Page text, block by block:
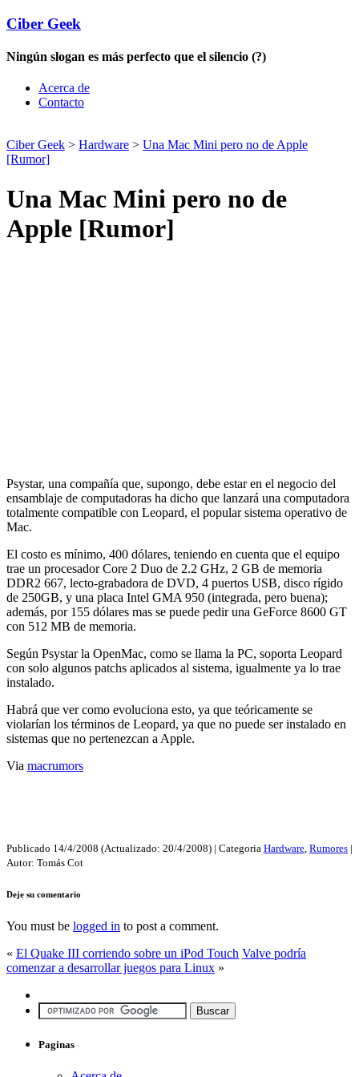
Ciber Geek
Ningún slogan es más perfecto que el silencio (?)
Acerca de
Contacto
Ciber Geek > Hardware > Una Mac Mini pero no de Apple
[Rumor]
Una Mac Mini pero no de
Apple [Rumor]
Psystar, una compañía que, supongo, debe estar en el negocio del
ensamblaje de computadoras ha dicho que lanzará una computadora
totalmente compatible con Leopard, el popular sistema operativo de
Mac.
El costo es mínimo, 400 dólares, teniendo en cuenta que el equipo
trae un procesador Core 2 Duo de 2.2 GHz, 2 GB de memoria
DDR2 667, lecto-grabadora de DVD, 4 puertos USB, disco rígido
de 250GB, y una placa Intel GMA 950 (integrada, pero buena);
además, por 155 dólares mas se puede pedir una GeForce 8600 GT
con 512 MB de memoria.
Según Psystar la OpenMac, como se llama la PC, soporta Leopard
con solo algunos patchs aplicados al sistema, igualmente ya lo trae
instalado.
Habrá que ver como evoluciona esto, ya que teóricamente se
violarían los términos de Leopard, ya que no puede ser instalado en
sistemas que no pertenezcan a Apple.
Via macrumors
Publicado 14/4/2008 (Actualizado: 20/4/2008) | Categoria Hardware, Rumores |
Autor: Tomás Cot
Deje su comentario
You must be logged in to post a comment.
« El Quake III corriendo sobre un iPod Touch Valve podría
comenzar a desarrollar juegos para Linux »
Paginas